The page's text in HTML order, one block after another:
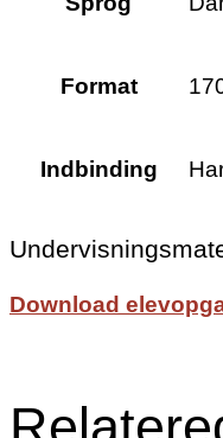
Format
Indbinding
Download